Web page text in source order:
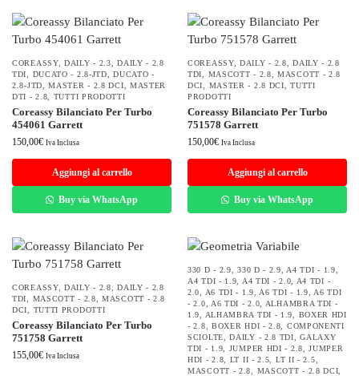
COREASSY,DAILY - 2.3 ,DAILY - 2.8
TDI
DUCATO - 2.8-JTD ,DUCATO -
2.8-JTD ,MASTER - 2.8 DCI
MASTER
DTI - 2.8
TUTTI PRODOTTI
Coreassy Bilanciato Per Turbo
454061 Garrett
150,00€ Iva Inclusa
Aggiungi al carrello
Buy via WhatsApp
COREASSY,DAILY - 2.8 ,DAILY - 2.8
TDI
MASCOTT - 2.8 ,MASCOTT - 2.8
DCI
MASTER - 2.8 DCI ,TUTTI
PRODOTTI
Coreassy Bilanciato Per Turbo
751578 Garrett
150,00€ Iva Inclusa
Aggiungi al carrello
Buy via WhatsApp
COREASSY,DAILY - 2.8 ,DAILY - 2.8
TDI
MASCOTT - 2.8 ,MASCOTT - 2.8
DCI
TUTTI PRODOTTI
Coreassy Bilanciato Per Turbo
751758 Garrett
155,00€ Iva Inclusa
330 D - 2.9 ,330 D - 2.9 A4 TDI - 1.9
A4 TDI - 1.9
A4 TDI - 2.0
A4 TDI -
2.0
A6 TDI - 1.9 A6 TDI - 1.9
A6 TDI
- 2.0
A6 TDI - 2.0
ALHAMBRA TDI -
1.9
ALHAMBRA TDI - 1.9
BOXER HDI
- 2.8
BOXER HDI - 2.8
COMPONENTI
SCIOLTE ,DAILY - 2.8 TDI ,GALAXY
TDI - 1.9
JUMPER HDI - 2.8 ,JUMPER
HDI - 2.8
LT II - 2.5 LT II - 2.5
MASCOTT - 2.8
MASCOTT - 2.8 DCI